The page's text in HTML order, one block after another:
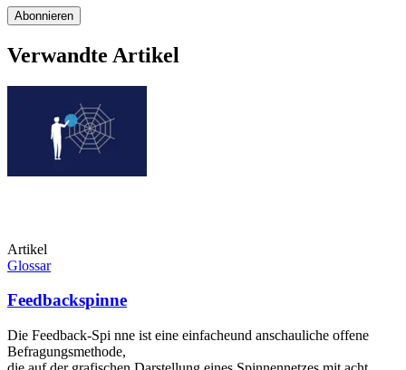
Verwandte Artikel
Artikel
Glossar
Feedbackspinne
Die Feedback-Spi nne ist eine einfacheund anschauliche offene
Befragungsmethode,